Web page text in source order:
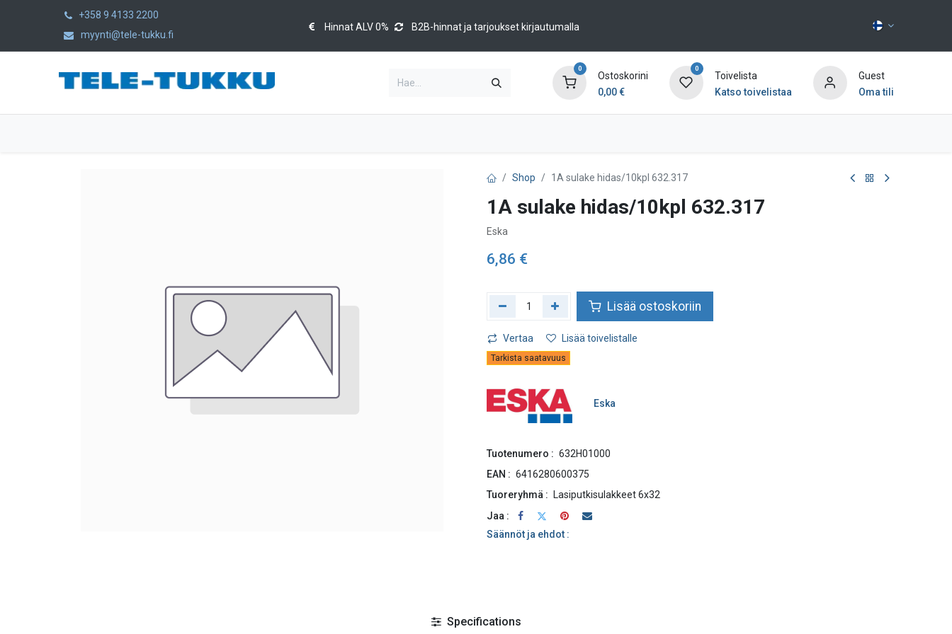
+358 9 4133 2200
myynti@tele-tukku.fi
Hinnat ALV 0% B2B-hinnat ja tarjoukset kirjautumalla
0
Ostoskorini
0,00€
0
Toivelista
Katso toivelistaa
Guest
Oma tili
Shop 1A sulake hidas/10kpl 632.317
1A sulake hidas/10kpl 632.317
Eska
6,86 €
Lisää ostoskoriin
Vertaa Lisää toivelistalle
Tarkista saatavuus
Eska
Tuotenumero : 632H01000
EAN : 6416280600375
Tuoreryhmä :
Lasiputkisulakkeet 6x32
Jaa :
Säännöt ja ehdot :
Specifications